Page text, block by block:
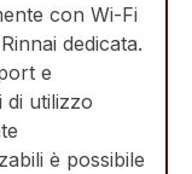
con Wi-Fi
dedicata.
e
di utilizzo
è possibile